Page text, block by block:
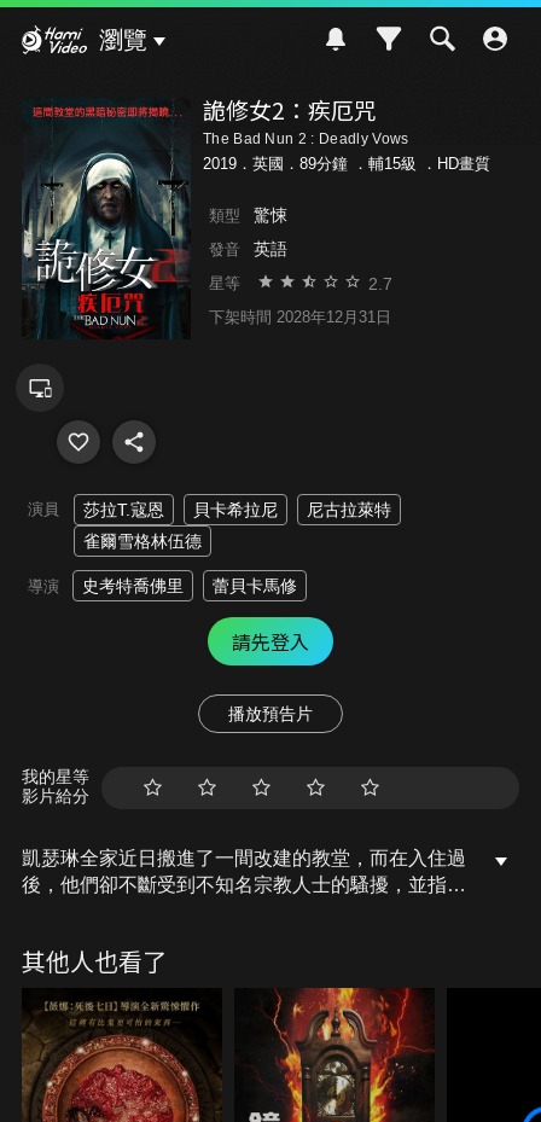
瀏覽
詭修女2：疾厄咒
The Bad Nun 2 : Deadly Vows
2019．英國．89分鐘 ． 輔15級 ．HD畫質
類型 驚悚
發音 英語
星等 2.7
下架時間 2028年12月31日
演員 莎拉T.寇恩 貝卡希拉尼
尼古拉萊特
雀爾雪格林伍德
導演 史考特喬佛里 蕾貝卡馬修
請先登入
播放預告片
我的星等
影片給分
凱瑟琳全家近日搬進了一間改建的教堂，而在入住過
後，他們卻不斷受到不知名宗教人士的騷擾，並指控
來的那樣。修女每天晚上都會回來，然而這次，她將
奪回不只一個靈魂…
其他人也看了